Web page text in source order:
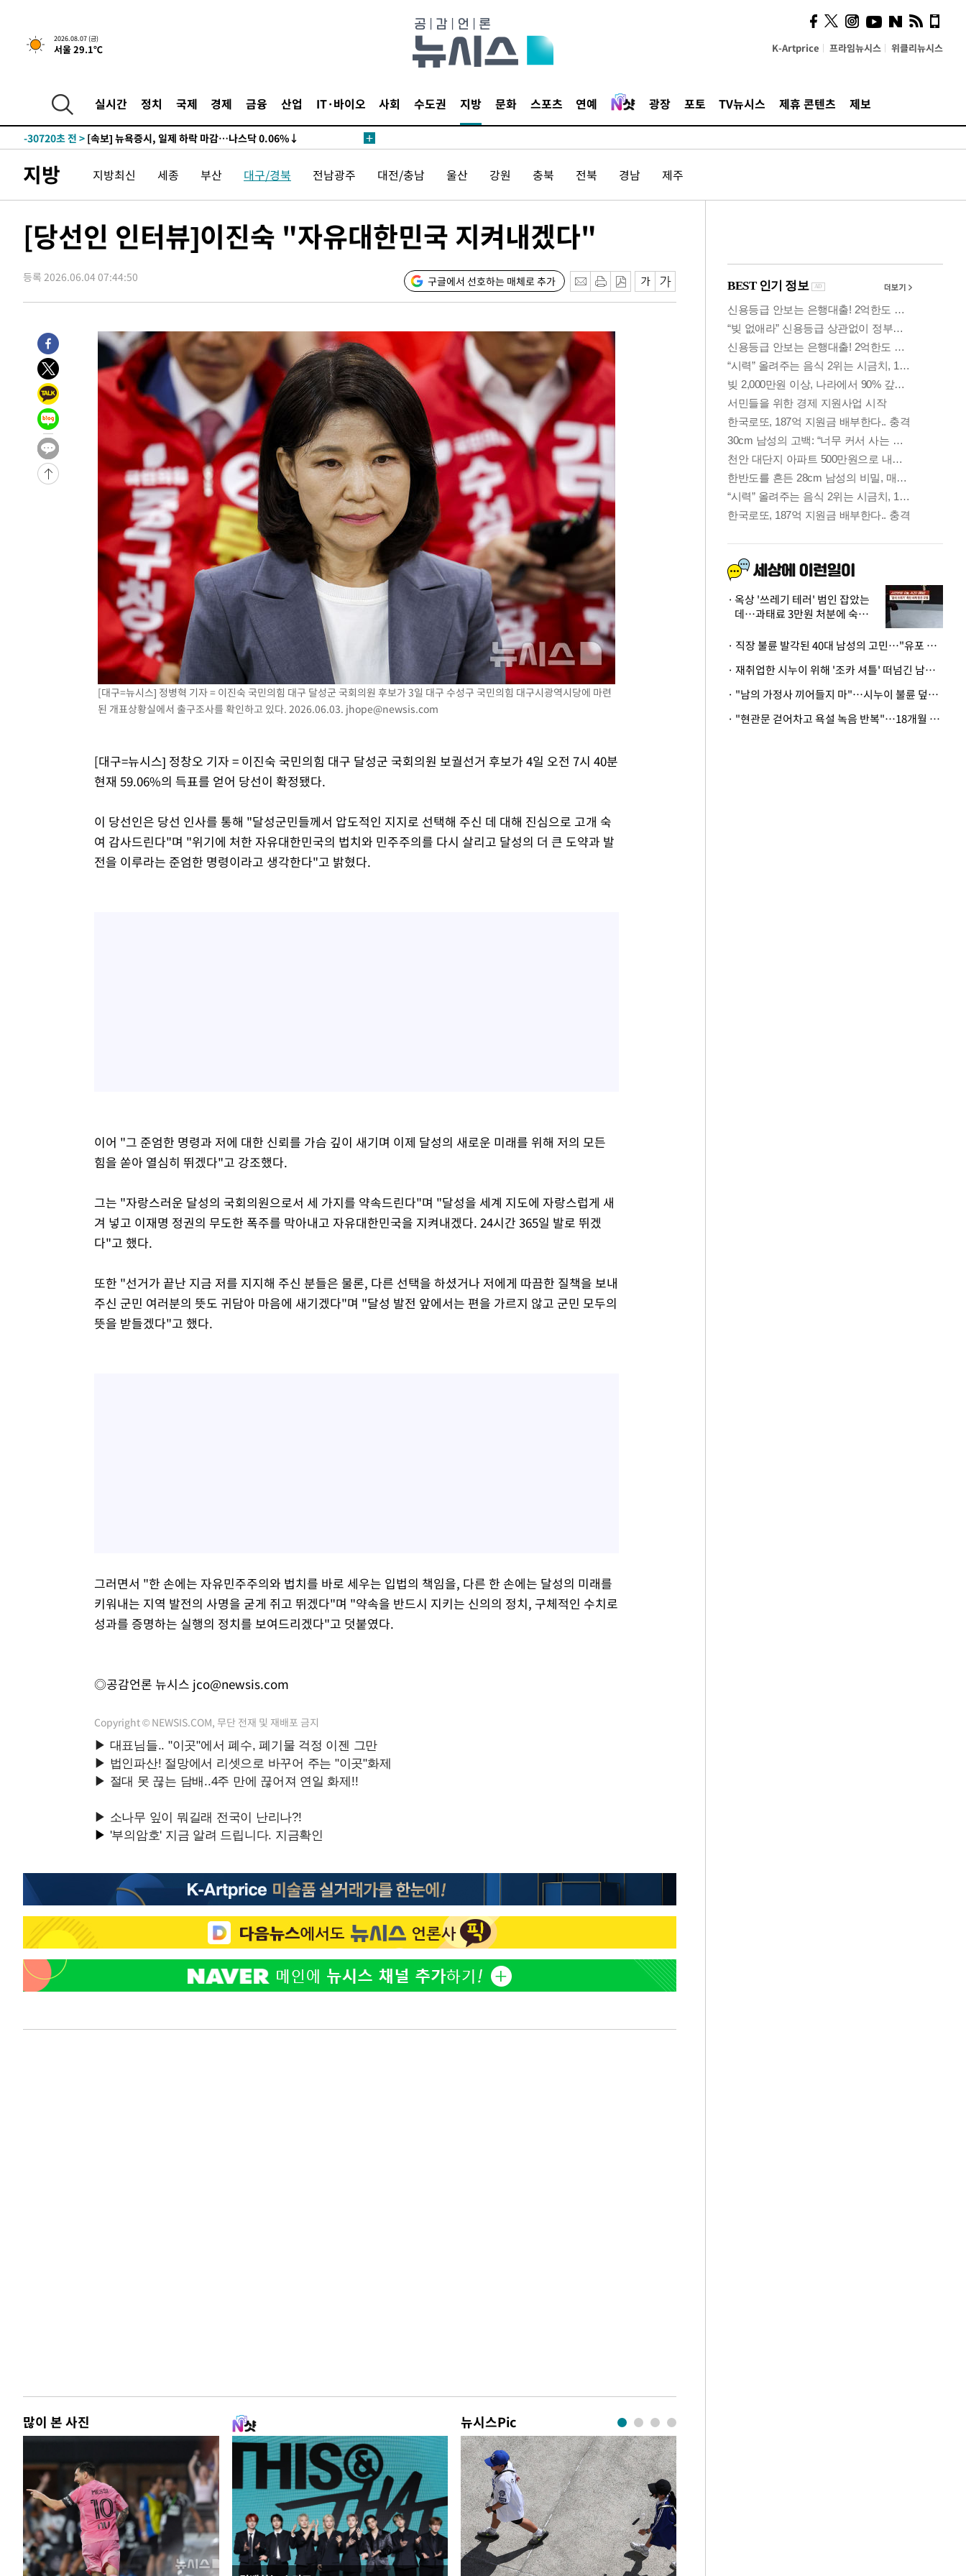
2026.08.07 (금)
서울 29.1℃ K-Artprice 프라임뉴시스 위클리뉴시스
실시간 정치 국제 경제 금융 산업 IT·바이오 사회 수도권 지방 문화 스포츠 연예 광장 포토 TV뉴시스 제휴 콘텐츠 제보
-30720초 전 > [속보] 뉴욕증시, 일제 하락 마감…나스닥 0.06%↓
지방 지방최신 세종 부산 대구/경북 전남광주 대전/충남 울산 강원 충북 전북 경남 제주
[당선인 인터뷰]이진숙 "자유대한민국 지켜내겠다"
등록 2026.06.04 07:44:50 구글에서 선호하는 매체로 추가
[대구=뉴시스] 정병혁 기자 = 이진숙 국민의힘 대구 달성군 국회의원 후보가 3일 대구 수성구 국민의힘 대구시광역시당에 마련
된 개표상황실에서 출구조사를 확인하고 있다. 2026.06.03. jhope@newsis.com
[대구=뉴시스] 정창오 기자 = 이진숙 국민의힘 대구 달성군 국회의원 보궐선거 후보가 4일 오전 7시 40분
현재 59.06%의 득표를 얻어 당선이 확정됐다.
이 당선인은 당선 인사를 통해 "달성군민들께서 압도적인 지지로 선택해 주신 데 대해 진심으로 고개 숙
여 감사드린다"며 "위기에 처한 자유대한민국의 법치와 민주주의를 다시 살리고 달성의 더 큰 도약과 발
전을 이루라는 준엄한 명령이라고 생각한다"고 밝혔다.
이어 "그 준엄한 명령과 저에 대한 신뢰를 가슴 깊이 새기며 이제 달성의 새로운 미래를 위해 저의 모든
힘을 쏟아 열심히 뛰겠다"고 강조했다.
그는 "자랑스러운 달성의 국회의원으로서 세 가지를 약속드린다"며 "달성을 세계 지도에 자랑스럽게 새
겨 넣고 이재명 정권의 무도한 폭주를 막아내고 자유대한민국을 지켜내겠다. 24시간 365일 발로 뛰겠
다"고 했다.
또한 "선거가 끝난 지금 저를 지지해 주신 분들은 물론, 다른 선택을 하셨거나 저에게 따끔한 질책을 보내
주신 군민 여러분의 뜻도 귀담아 마음에 새기겠다"며 "달성 발전 앞에서는 편을 가르지 않고 군민 모두의
뜻을 받들겠다"고 했다.
그러면서 "한 손에는 자유민주주의와 법치를 바로 세우는 입법의 책임을, 다른 한 손에는 달성의 미래를
키워내는 지역 발전의 사명을 굳게 쥐고 뛰겠다"며 "약속을 반드시 지키는 신의의 정치, 구체적인 수치로
성과를 증명하는 실행의 정치를 보여드리겠다"고 덧붙였다.
◎공감언론 뉴시스 jco@newsis.com
Copyright © NEWSIS.COM, 무단 전재 및 재배포 금지
많이 본 사진 뉴시스Pic
의견, 국토부·LH에 충실히
전달할 것"
옥상 '쓰레기 테러' 범인 잡았는
데…과태료 3만원 처분에 숙박업
· 직장 불륜 발각된 40대 남성의 고민…"유포 동료 명예훼손·협박죄 고소 가능할까"
· 재취업한 시누이 위해 '조카 셔틀' 떠넘긴 남편…아내 "난 못한다"
· "남의 가정사 끼어들지 마"…시누이 불륜 덮으려는 남편에 억울한 아내
· "현관문 걷어차고 욕설 녹음 반복"…18개월 아기 키우는 집 뒤흔든 '앞집의 비극'